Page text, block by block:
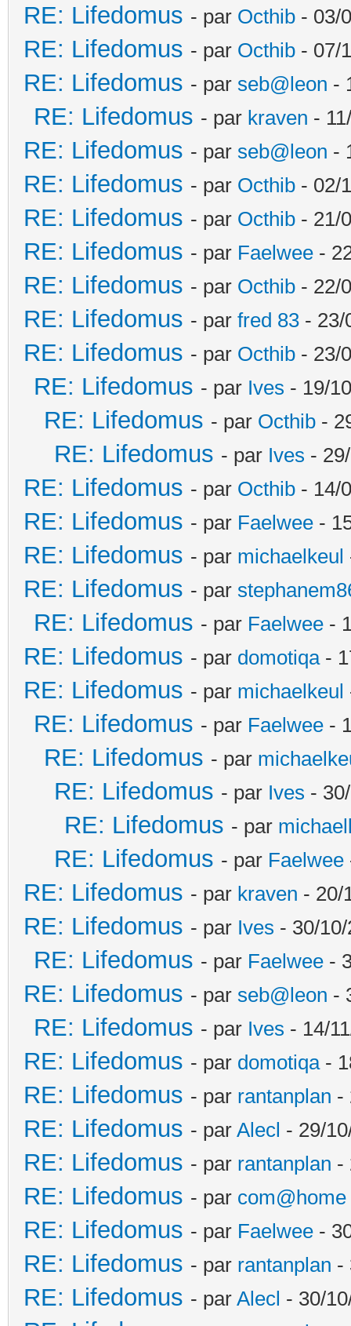
RE: Lifedomus - par Octhib - 03/
RE: Lifedomus - par Octhib - 07/
RE: Lifedomus - par seb@leon -
RE: Lifedomus - par kraven -
RE: Lifedomus - par seb@leon -
RE: Lifedomus - par Octhib - 02/
RE: Lifedomus - par Octhib - 21/
RE: Lifedomus - par Faelwee -
RE: Lifedomus - par Octhib - 22/
RE: Lifedomus - par fred 83 - 23/
RE: Lifedomus - par Octhib - 23/
RE: Lifedomus - par Ives - 19/
RE: Lifedomus - par Octhib -
RE: Lifedomus - par Ives -
RE: Lifedomus - par Octhib - 14/
RE: Lifedomus - par Faelwee -
RE: Lifedomus - par michaelkeul
RE: Lifedomus - par
RE: Lifedomus - par Faelwee -
RE: Lifedomus - par domotiqa-
RE: Lifedomus - par michaelkeul
RE: Lifedomus - par Faelwee -
RE: Lifedomus - par
RE: Lifedomus - par Ives -
RE: Lifedomus - par
RE: Lifedomus - par Faelwee
RE: Lifedomus - par kraven - 20/
RE: Lifedomus - par Ives - 30/
RE: Lifedomus - par Faelwee -
RE: Lifedomus - par seb@leon -
RE: Lifedomus - par Ives - 14/
RE: Lifedomus - par domotiqa-
RE: Lifedomus - par rantanplan -
RE: Lifedomus - par Alecl - 29/
RE: Lifedomus - par rantanplan -
RE: Lifedomus - par com@home
RE: Lifedomus - par Faelwee -
RE: Lifedomus - par rantanplan -
RE: Lifedomus - par Alecl - 30/